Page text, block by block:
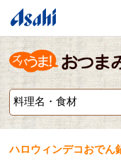
ハロウィンデコおでん